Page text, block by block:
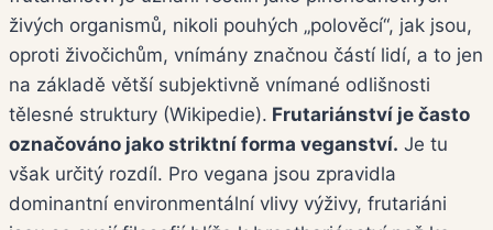
živých organismů, nikoli pouhých „polověcí“, jak jsou,
oproti živočichům, vnímány značnou částí lidí, a to jen
na základě větší subjektivně vnímané odlišnosti
tělesné struktury (Wikipedie). Frutariánství je často
označováno jako striktní forma veganství. Je tu
však určitý rozdíl. Pro vegana jsou zpravidla
dominantní environmentální vlivy výživy, frutariáni